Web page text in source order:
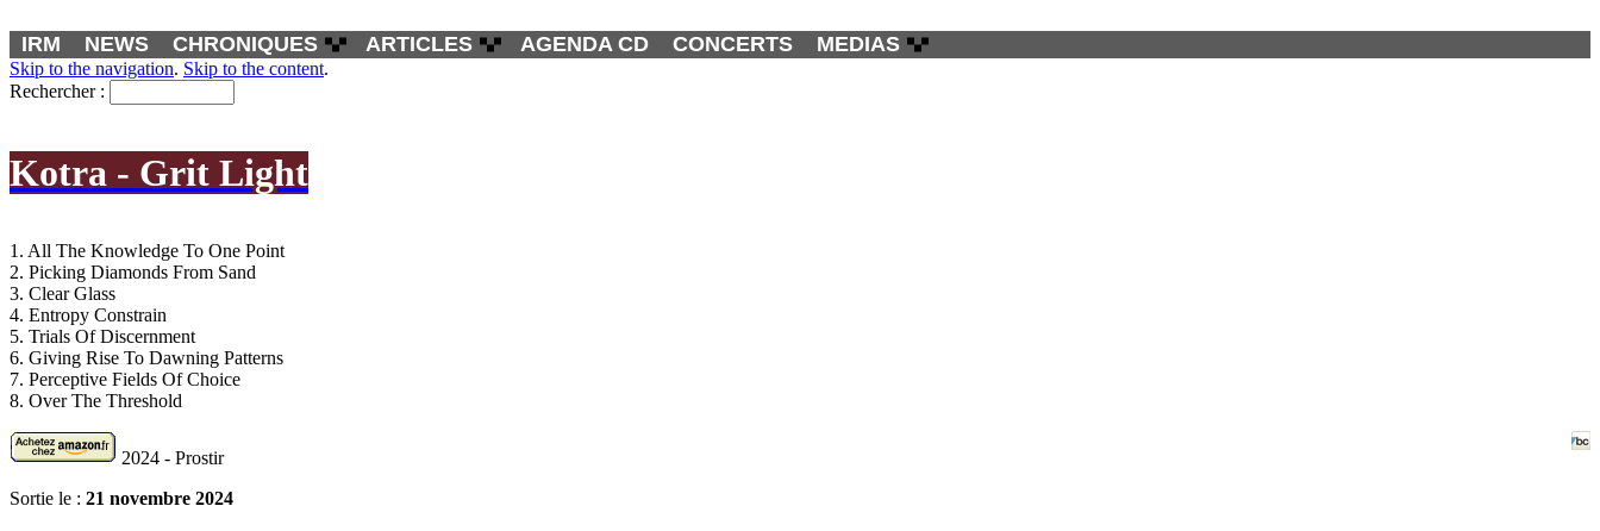
IRM NEWS CHRONIQUES ARTICLES AGENDA CD CONCERTS MEDIAS
Skip to the navigation. Skip to the content.
Rechercher :
Kotra - Grit Light
1. All The Knowledge To One Point
2. Picking Diamonds From Sand
3. Clear Glass
4. Entropy Constrain
5. Trials Of Discernment
6. Giving Rise To Dawning Patterns
7. Perceptive Fields Of Choice
8. Over The Threshold
2024 - Prostir
Sortie le : 21 novembre 2024